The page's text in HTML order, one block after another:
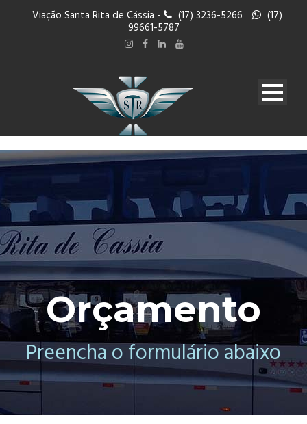
Viação Santa Rita de Cássia - (17) 3236-5266 (17)
99661-5787
Orçamento
Preencha o formulário abaixo